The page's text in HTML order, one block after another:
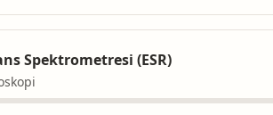
Spektrometresi (ESR)